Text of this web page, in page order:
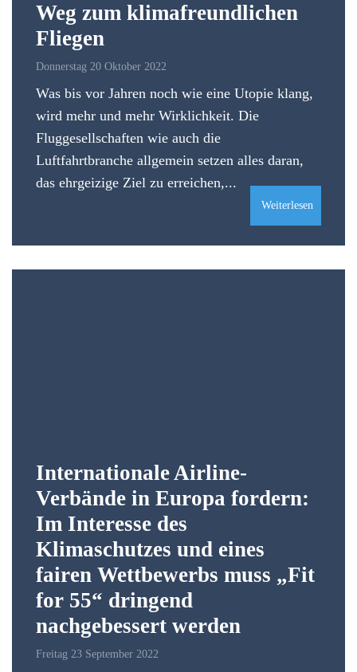
Weg zum klimafreundlichen
Fliegen
Donnerstag 20 Oktober 2022
Was bis vor Jahren noch wie eine Utopie klang,
wird mehr und mehr Wirklichkeit. Die
Fluggesellschaften wie auch die
Luftfahrtbranche allgemein setzen alles daran,
das ehrgeizige Ziel zu erreichen,...
Weiterlesen
Internationale Airline-
Verbände in Europa fordern:
Im Interesse des
Klimaschutzes und eines
fairen Wettbewerbs muss „Fit
for 55“ dringend
nachgebessert werden
Freitag 23 September 2022